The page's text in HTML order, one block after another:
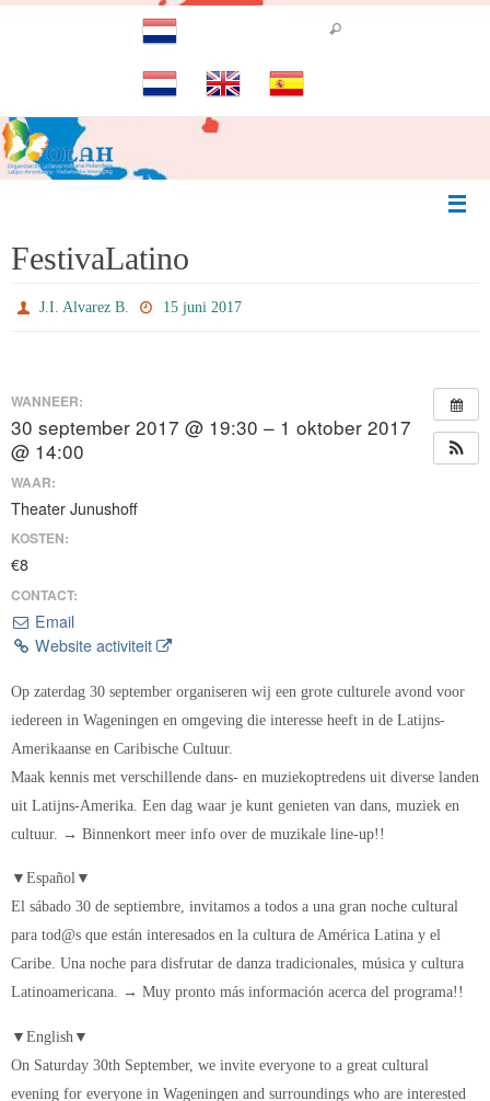
FestivaLatino
J.I. Alvarez B. 15 juni 2017
WANNEER:
30 september 2017 @ 19:30 – 1 oktober 2017
@ 14:00
WAAR:
Theater Junushoff
KOSTEN:
€8
CONTACT:
Email
Website activiteit
Op zaterdag 30 september organiseren wij een grote culturele avond voor
iedereen in Wageningen en omgeving die interesse heeft in de Latijns-
Amerikaanse en Caribische Cultuur.
Maak kennis met verschillende dans- en muziekoptredens uit diverse landen
uit Latijns-Amerika. Een dag waar je kunt genieten van dans, muziek en
cultuur. → Binnenkort meer info over de muzikale line-up!!
▼Español▼
El sábado 30 de septiembre, invitamos a todos a una gran noche cultural
para tod@s que están interesados en la cultura de América Latina y el
Caribe. Una noche para disfrutar de danza tradicionales, música y cultura
Latinoamericana. → Muy pronto más información acerca del programa!!
▼English▼
On Saturday 30th September, we invite everyone to a great cultural
evening for everyone in Wageningen and surroundings who are interested